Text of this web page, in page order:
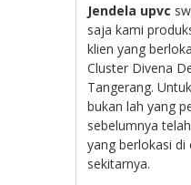
Jendela upvc
saja kami
klien yang
Cluster Divena
Tangerang.
bukan lah yang
sebelumnya
yang berlokasi di
sekitarnya.